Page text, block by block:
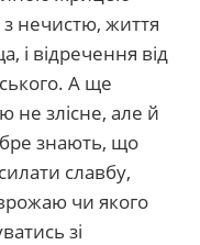
з нечистю, життя
і відречення від
А ще
не злісне, але й
знають, що
славбу,
чи якого
зі